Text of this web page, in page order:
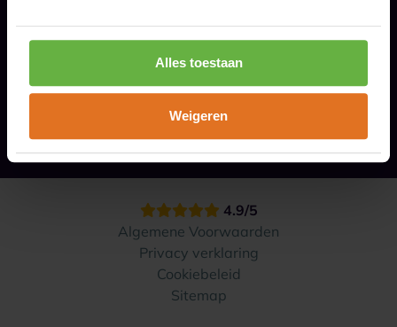
Alles toestaan
Weigeren
Onze opslaglocaties
Hoe werkt het?
4.9/5
Algemene Voorwaarden
Privacy verklaring
Cookiebeleid
Sitemap